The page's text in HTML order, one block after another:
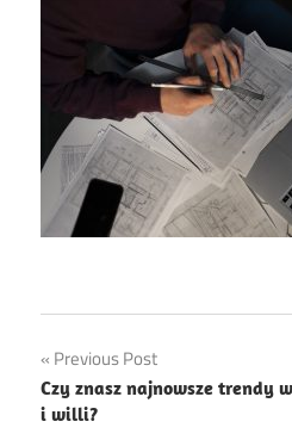
Nawigacja
wpisu
Previous Post
Czy znasz najnowsze trendy
i willi?